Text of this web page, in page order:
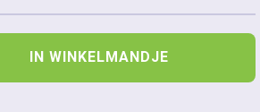
IN WINKELMANDJE